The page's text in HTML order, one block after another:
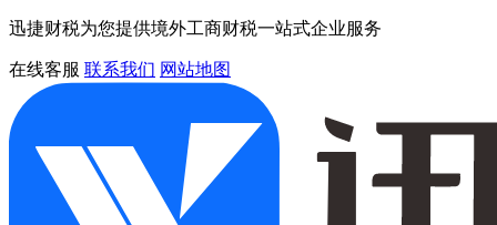
迅捷财税为您提供境外工商财税一站式企业服务
在线客服 联系我们 网站地图